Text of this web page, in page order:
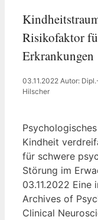
Risikofaktor
Erkrankungen
03.11.2022 Autor:
Hilscher
Kindheit
für schwere
Störung im
03.11.2022 Eine
Archives of
Clinical